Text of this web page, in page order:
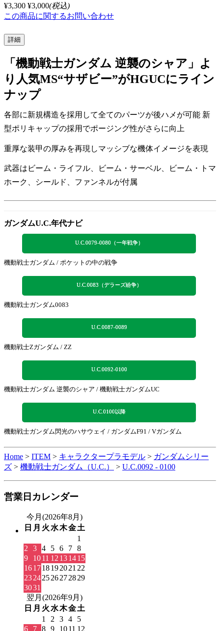
¥3,300 ¥3,000(税込)
この商品に関するお問い合わせ
詳細
「機動戦士ガンダム 逆襲のシャア」よ
り人気MS“サザビー”がHGUCにライン
ナップ
各部に新規構造を採用して全てのパーツが後ハメが可能 新
型ポリキャップの採用でポージング性がさらに向上
重厚な装甲の厚みを再現しマッシブな機体イメージを表現
武器はビーム・ライフル、ビーム・サーベル、ビーム・トマ
ホーク、シールド、ファンネルが付属
ガンダムU.C.年代ナビ
U.C.0079-0080（一年戦争）
機動戦士ガンダム / ポケットの中の戦争
U.C.0083（デラーズ紛争）
機動戦士ガンダム0083
U.C.0087-0089
機動戦士Zガンダム / ZZ
U.C.0092-0100
機動戦士ガンダム 逆襲のシャア / 機動戦士ガンダムUC
U.C.0100以降
機動戦士ガンダム閃光のハサウェイ / ガンダムF91 / Vガンダム
Home > ITEM > キャラクタープラモデル > ガンダムシリー
ズ > 機動戦士ガンダム（U.C.） > U.C.0092 - 0100
営業日カレンダー
今月(2026年8月)
日 月 火 水木金土
1
2
3 4 5 6 7 8
9
1011 12 131415
161718192021 22
23242526272829
3031
翌月(2026年9月)
日 月 火 水木金土
1
2 3 4
5
6
7 8 9 1011 12